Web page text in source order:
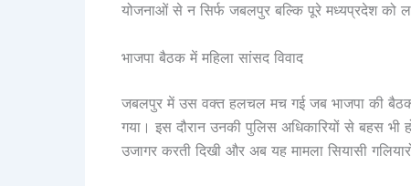
योजनाओं से न सिर्फ जबलपुर बल्कि पूरे मध्यप्रदेश को
भाजपा बैठक में महिला सांसद विवाद
जबलपुर में उस वक्त हलचल मच गई जब भाजपा की
गया। इस दौरान उनकी पुलिस अधिकारियों से बहस भी
उजागर करती दिखी और अब यह मामला सियासी